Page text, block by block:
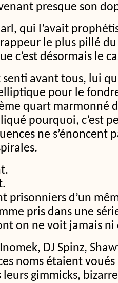
presque son
qui l’avait
le plus pillé
c’est désormais le
senti avant tous, lui
pour le
quart marmonné
pourquoi, c’est
ne s’énoncent
prisonniers d’un
pris dans une
on ne voit jamais
DJ Spinz,
noms étaient voués
leurs gimmicks,